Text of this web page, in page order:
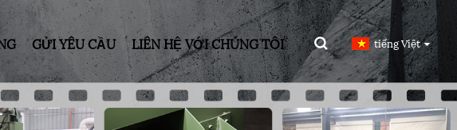
GỬI YÊU CẦU LIÊN HỆ VỚI CHÚNG TÔI tiếng Việt